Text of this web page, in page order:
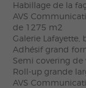
Habillage de la
AVS
de 1275 m2
Galerie
Adhésif grand
Semi covering de
Roll-up grande
AVS